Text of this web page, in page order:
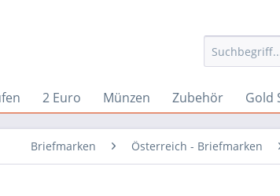
2 Euro Münzen Zubehör Gold
Briefmarken Österreich - Briefmarken